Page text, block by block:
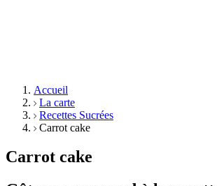
Accueil
La carte
Recettes Sucrées
Carrot cake
Carrot cake